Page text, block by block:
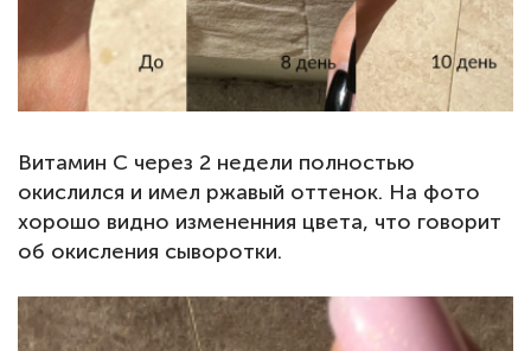
Витамин С через 2 недели полностью
окислился и имел ржавый оттенок. На фото
хорошо видно измененния цвета, что говорит
об окисления сыворотки.